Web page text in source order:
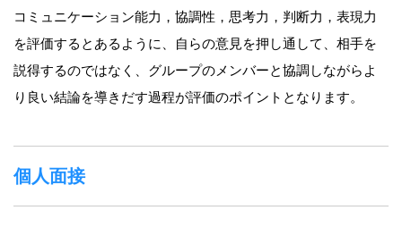
コミュニケーション能力，協調性，思考力，判断力，表現力
を評価するとあるように、自らの意見を押し通して、相手を
説得するのではなく、グループのメンバーと協調しながらよ
り良い結論を導きだす過程が評価のポイントとなります。
個人面接